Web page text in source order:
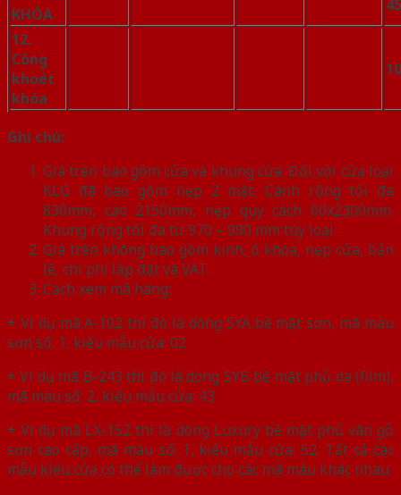
KHÓA
12.
Công
khoét
khóa
Ghi chú:
Giá trên bao gồm cửa và khung cửa. Đối với cửa loại
KLG đã bao gồm nẹp 2 mặt. Cánh rộng tối đa
830mm, cao 2150mm, nẹp quy cách 60x2300mm.
Khung rộng tối đa từ 970 – 990 mm tùy loại.
Giá trên không bao gồm kính, ổ khóa, nẹp cửa, bản
lề, chi phí lắp đặt và VAT.
Cách xem mã hàng:
+ Ví dụ mã A-102 thì đó là dòng SYA bề mặt sơn, mã màu
sơn số: 1, kiểu mẫu cửa: 02
+ Ví dụ mã B-243 thì đó là dòng SYB bề mặt phủ da (film),
mã màu số: 2, kiểu mẫu cửa: 43
+ Ví dụ mã LX-152 thì là dòng Luxury bề mặt phủ vân gỗ
sơn cao cấp, mã màu số: 1, kiểu mẫu cửa: 52. Tất cả các
mẫu kiểu cửa có thể làm được cho các mã màu khác nhau